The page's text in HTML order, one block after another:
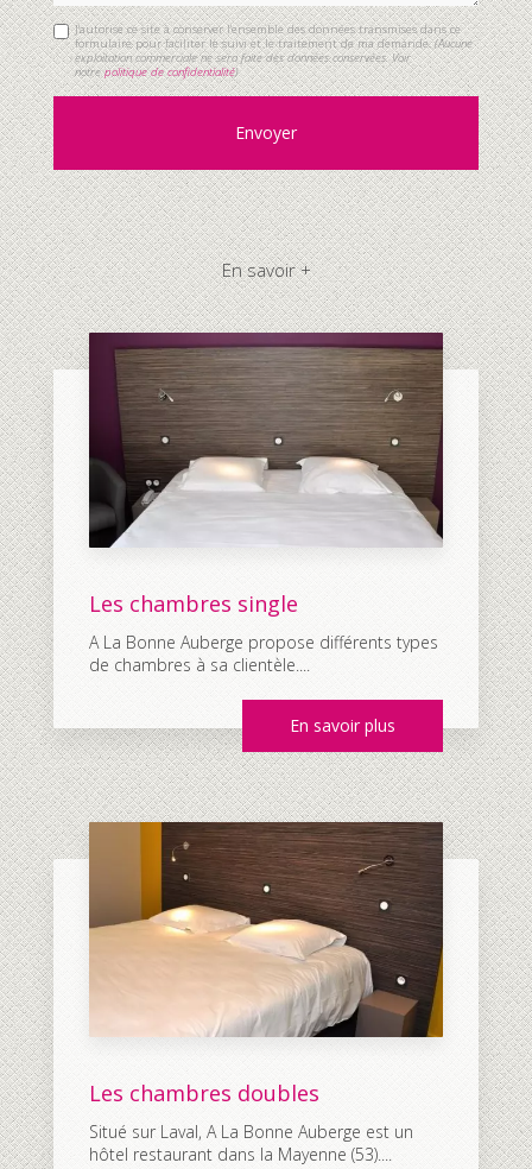
J'autorise ce site à conserver l'ensemble des données transmises dans ce
formulaire pour faciliter le suivi et le traitement de ma demande.(Aucune
exploitation commerciale ne sera faite des données conservées. Voir
notrepolitique de confidentialité)
En savoir +
Les chambres single
A La Bonne Auberge propose différents types
de chambres à sa clientèle....
En savoir plus
Les chambres doubles
Situé sur Laval, A La Bonne Auberge est un
hôtel restaurant dans la Mayenne (53)....